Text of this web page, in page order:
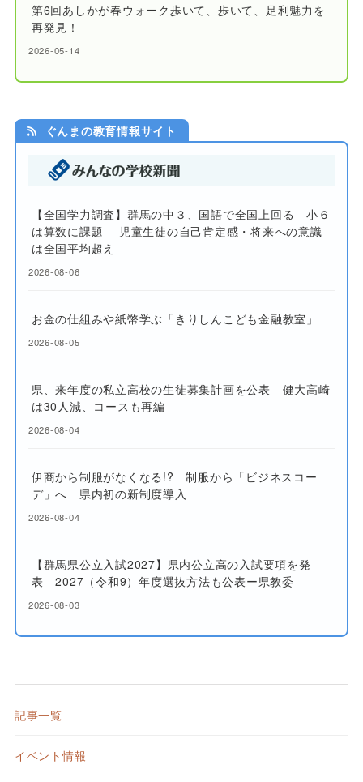
第6回あしかが春ウォーク歩いて、歩いて、足利魅力を
再発見！
2026-05-14
ぐんまの教育情報サイト
【全国学力調査】群馬の中３、国語で全国上回る 小６
は算数に課題 児童生徒の自己肯定感・将来への意識
は全国平均超え
2026-08-06
お金の仕組みや紙幣学ぶ「きりしんこども金融教室」
2026-08-05
県、来年度の私立高校の生徒募集計画を公表 健大高崎
は30人減、コースも再編
2026-08-04
伊商から制服がなくなる!? 制服から「ビジネスコー
デ」へ 県内初の新制度導入
2026-08-04
【群馬県公立入試2027】県内公立高の入試要項を発
表 2027（令和9）年度選抜方法も公表ー県教委
2026-08-03
記事一覧
イベント情報